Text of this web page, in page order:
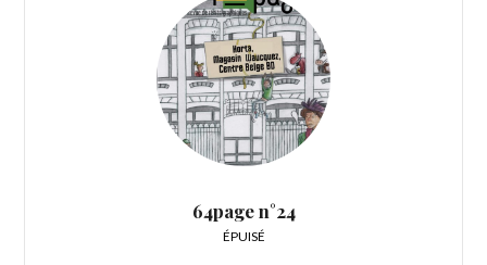
64page n°24
ÉPUISÉ